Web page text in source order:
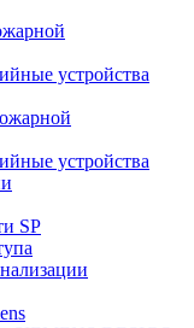
устройства
устройства
SP